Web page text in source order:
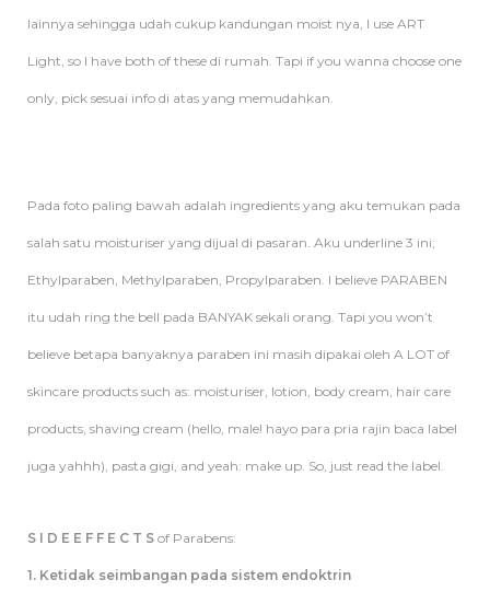
lainnya sehingga udah cukup kandungan moist nya, I use ART
Light, so I have both of these di rumah. Tapi if you wanna choose one
only, pick sesuai info di atas yang memudahkan.
Pada foto paling bawah adalah ingredients yang aku temukan pada
salah satu moisturiser yang dijual di pasaran. Aku underline 3 ini;
Ethylparaben, Methylparaben, Propylparaben. I believe PARABEN
itu udah ring the bell pada BANYAK sekali orang. Tapi you won’t
believe betapa banyaknya paraben ini masih dipakai oleh A LOT of
skincare products such as: moisturiser, lotion, body cream, hair care
products, shaving cream (hello, male! hayo para pria rajin baca label
juga yahhh), pasta gigi, and yeah: make up. So, just read the label.
S I D E E F F E C T S of Parabens:
1. Ketidak seimbangan pada sistem endoktrin